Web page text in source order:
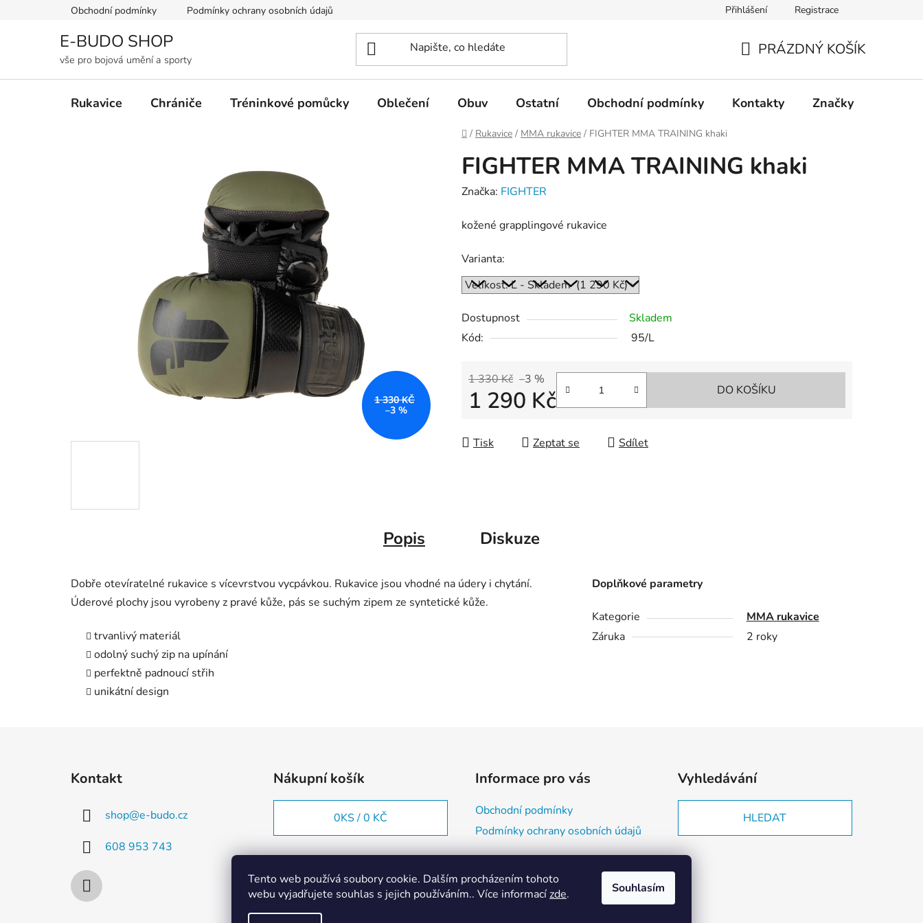
Tento web používá soubory cookie. Dalším procházením tohoto
webu vyjadřujete souhlas s jejich používáním.. Více informacízde. Souhlasím
Obchodní podmínky Podmínky ochrany osobních údajů Přihlášení Registrace
E-BUDO SHOP
vše pro bojová umění a sporty
KOŠÍK
PRÁZDNÝ KOŠÍK
Rukavice Chrániče Tréninkové pomůcky Oblečení Obuv Ostatní Obchodní podmínky Kontakty Značky
Domů
/ Rukavice / MMA rukavice / FIGHTER MMA TRAINING khaki
FIGHTER MMA TRAINING khaki
Značka: FIGHTER
kožené grapplingové rukavice
Varianta:
Dostupnost
Skladem
Kód:
95/L
1 330 Kč –3 %
1 290 Kč DO KOŠÍKU
Tisk Zeptat se Sdílet
1 330 KČ
–3 %
Popis Diskuze
Dobře otevíratelné rukavice s vícevrstvou vycpávkou. Rukavice jsou vhodné na údery i chytání.
Úderové plochy jsou vyrobeny z pravé kůže, pás se suchým zipem ze syntetické kůže.
trvanlivý materiál
odolný suchý zip na upínání
perfektně padnoucí střih
unikátní design
Doplňkové parametry
Kategorie
MMA rukavice
Záruka
2 roky
Kontakt
shop@e-budo.cz
608 953 743
Nákupní košík
0KS /0 KČ
Informace pro vás
Obchodní podmínky
Podmínky ochrany osobních údajů
Vyhledávání
HLEDAT